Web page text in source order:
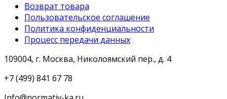
Возврат товара
Пользовательское соглашение
Политика конфиденциальности
Процесс передачи данных
109004, г. Москва, Николоямский пер., д. 4
+7 (499) 841 67 78